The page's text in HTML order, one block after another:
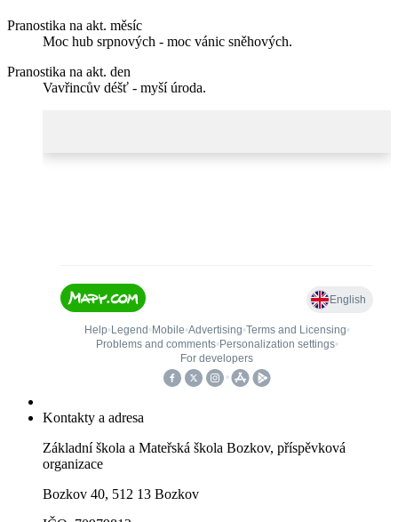
Pranostika na akt. měsíc
Moc hub srpnových - moc vánic sněhových.
Pranostika na akt. den
Vavřincův déšť - myší úroda.
Kontakty a adresa
Základní škola a Mateřská škola Bozkov, příspěvková
organizace
Bozkov 40, 512 13 Bozkov